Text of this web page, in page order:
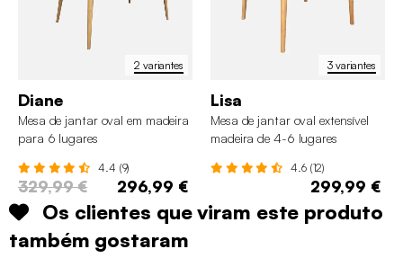
2 variantes
Diane
Mesa de jantar oval em madeira
para 6 lugares
4.4 (9)
329,99 € 296,99 €
3 variantes
Lisa
Mesa de jantar oval extensível
madeira de 4-6 lugares
4.6 (12)
299,99 €
Os clientes que viram este produto
também gostaram